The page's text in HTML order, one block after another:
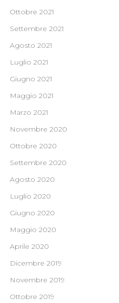
Ottobre 2021
Settembre 2021
Agosto 2021
Luglio 2021
Giugno 2021
Maggio 2021
Marzo 2021
Novembre 2020
Ottobre 2020
Settembre 2020
Agosto 2020
Luglio 2020
Giugno 2020
Maggio 2020
Aprile 2020
Dicembre 2019
Novembre 2019
Ottobre 2019